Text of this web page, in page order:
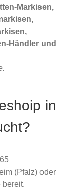
Markisen,
Händler und
in
(Pfalz) oder
bereit.